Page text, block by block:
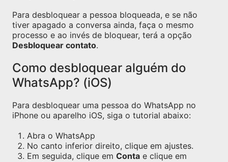
Para desbloquear a pessoa bloqueada, e se não
tiver apagado a conversa ainda, faça o mesmo
processo e ao invés de bloquear, terá a opção
Desbloquear contato.
Como desbloquear alguém do
WhatsApp? (iOS)
Para desbloquear uma pessoa do WhatsApp no
iPhone ou aparelho iOS, siga o tutorial abaixo:
Abra o WhatsApp
No canto inferior direito, clique em ajustes.
Em seguida, clique em Conta e clique em